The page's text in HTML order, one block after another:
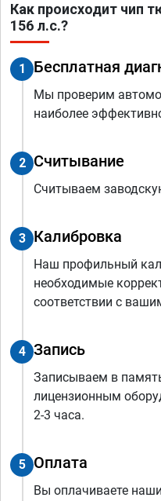
Как происходит чип
156 л.с.?
1 Бесплатная
Мы проверим
наиболее
2 Считывание
Считываем
3 Калибровка
Наш профильный
необходимые
соответствии с
4 Запись
Записываем в
лицензионным
2-3 часа.
5 Оплата
Вы оплачиваете